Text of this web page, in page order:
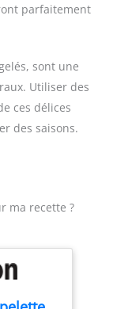
parfaitement
sont une
Utiliser des
ces délices
des saisons.
ma recette ?